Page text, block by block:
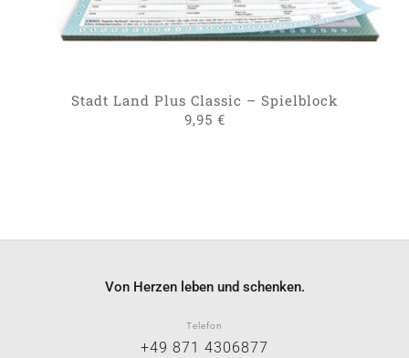
Stadt Land Plus Classic – Spielblock
9,95 €
Von Herzen leben und schenken.
Telefon
+49 871 4306877